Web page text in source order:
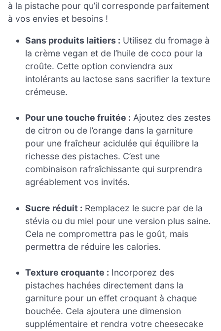
à la pistache pour qu’il corresponde parfaitement
à vos envies et besoins !
Sans produits laitiers : Utilisez du fromage à
la crème vegan et de l’huile de coco pour la
croûte. Cette option conviendra aux
intolérants au lactose sans sacrifier la texture
crémeuse.
Pour une touche fruitée : Ajoutez des zestes
de citron ou de l’orange dans la garniture
pour une fraîcheur acidulée qui équilibre la
richesse des pistaches. C’est une
combinaison rafraîchissante qui surprendra
agréablement vos invités.
Sucre réduit : Remplacez le sucre par de la
stévia ou du miel pour une version plus saine.
Cela ne compromettra pas le goût, mais
permettra de réduire les calories.
Texture croquante : Incorporez des
pistaches hachées directement dans la
garniture pour un effet croquant à chaque
bouchée. Cela ajoutera une dimension
supplémentaire et rendra votre cheesecake